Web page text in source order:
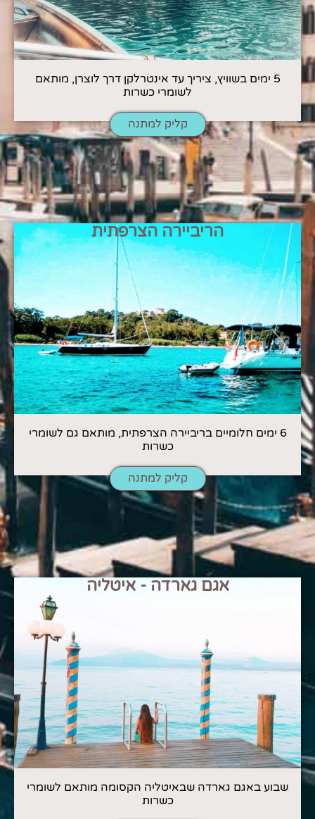
5 ימים בשוויץ, ציריך עד אינטרלקן דרך לוצרן, מותאם
לשומרי כשרות
קליק למתנה
הריביירה הצרפתית
6 ימים חלומיים בריביירה הצרפתית, מותאם גם לשומרי
כשרות
קליק למתנה
אגם גארדה - איטליה
שבוע באגם גארדה שבאיטליה הקסומה מותאם לשומרי
כשרות